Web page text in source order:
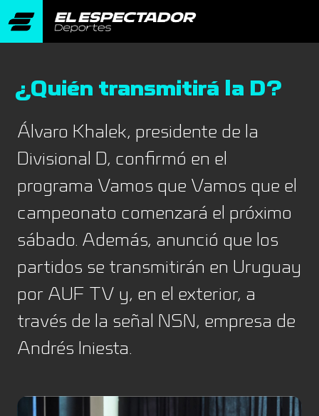
¿Quién transmitirá la D?
Álvaro Khalek, presidente de la
Divisional D, confirmó en el
programa Vamos que Vamos que el
campeonato comenzará el próximo
sábado. Además, anunció que los
partidos se transmitirán en Uruguay
por AUF TV y, en el exterior, a
través de la señal NSN, empresa de
Andrés Iniesta.